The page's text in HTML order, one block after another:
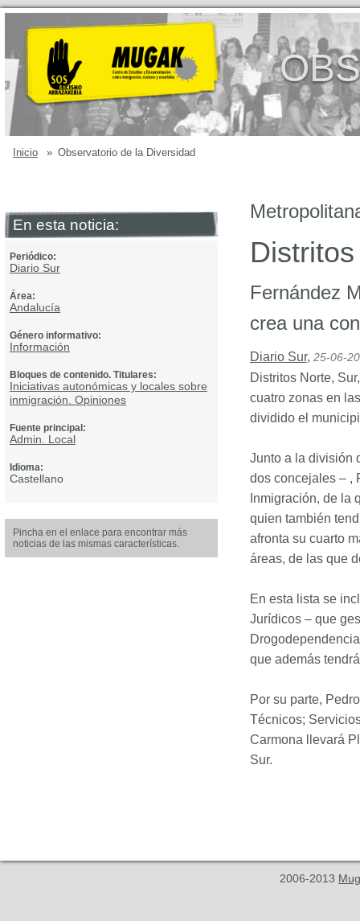
Inicio » Observatorio de la Diversidad
En esta noticia:
Periódico:
Diario Sur
Área:
Andalucía
Género informativo:
Información
Bloques de contenido. Titulares:
Iniciativas autonómicas y locales sobre
inmigración. Opiniones
Fuente principal:
Admin. Local
Idioma:
Castellano
Pincha en el enlace para encontrar más
noticias de las mismas características.
Fernández
crea una
Diario Sur, 25-06-
Distritos Norte,
cuatro zonas en
dividido el
Junto a la división
dos concejales – ,
Inmigración, de la
quien también
afronta su cuarto
áreas, de las que
En esta lista se
Jurídicos – que
que además
Por su parte,
Técnicos;
Carmona llevará
Sur.
2006-2013